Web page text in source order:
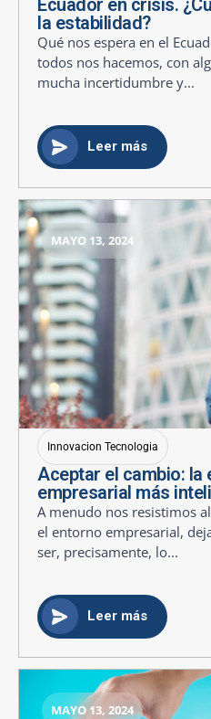
la estabilidad?
Qué nos espera en el
todos nos hacemos, con
mucha incertidumbre y...
Leer más
MAYO 13, 2024
Innovacion Tecnologia
Aceptar el cambio: la
empresarial más
A menudo nos resistimos
el entorno empresarial,
ser, precisamente, lo...
Leer más
MAYO 13, 2024